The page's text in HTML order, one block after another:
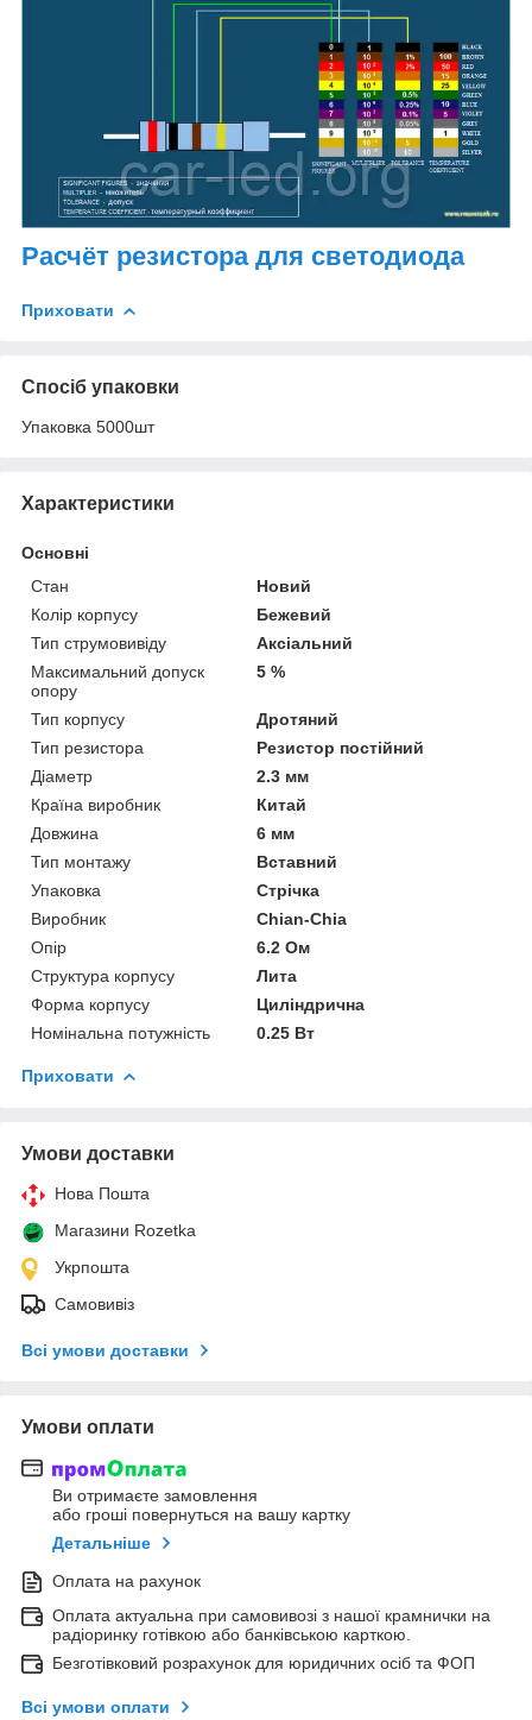
Расчёт резистора для светодиода
Приховати
Спосіб упаковки
Упаковка 5000шт
Характеристики
Основні
Стан
Новий
Колір корпусу
Бежевий
Тип струмовивіду
Аксіальний
Максимальний допуск
опору
5 %
Тип корпусу
Дротяний
Тип резистора
Резистор постійний
Діаметр
2.3 мм
Країна виробник
Китай
Довжина
6 мм
Тип монтажу
Вставний
Упаковка
Стрічка
Виробник
Chian-Chia
Опір
6.2 Ом
Структура корпусу
Лита
Форма корпусу
Циліндрична
Номінальна потужність
0.25 Вт
Приховати
Умови доставки
Нова Пошта
Магазини Rozetka
Укрпошта
Самовивіз
Всі умови доставки
Умови оплати
Ви отримаєте замовлення
або гроші повернуться на вашу картку
Детальніше
Оплата на рахунок
Оплата актуальна при самовивозі з нашої крамнички на
радіоринку готівкою або банківською карткою.
Безготівковий розрахунок для юридичних осіб та ФОП
Всі умови оплати